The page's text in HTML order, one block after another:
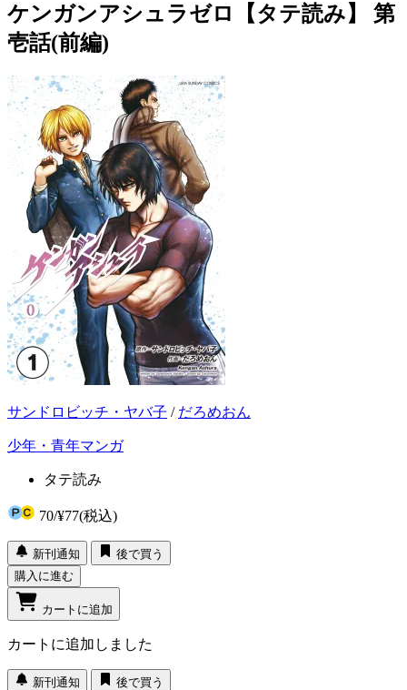
ケンガンアシュラゼロ【タテ読み】 第
壱話(前編)
サンドロビッチ・ヤバ子 / だろめおん
少年・青年マンガ
タテ読み
70/¥77(税込)
新刊通知
後で買う
購入に進む
カートに追加
カートに追加しました
新刊通知 後で買う